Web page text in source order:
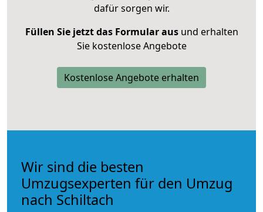
dafür sorgen wir.
Füllen Sie jetzt das Formular ausund erhalten
Sie kostenlose Angebote
Kostenlose Angebote erhalten
Wir sind die besten
Umzugsexperten für den Umzug
nach Schiltach